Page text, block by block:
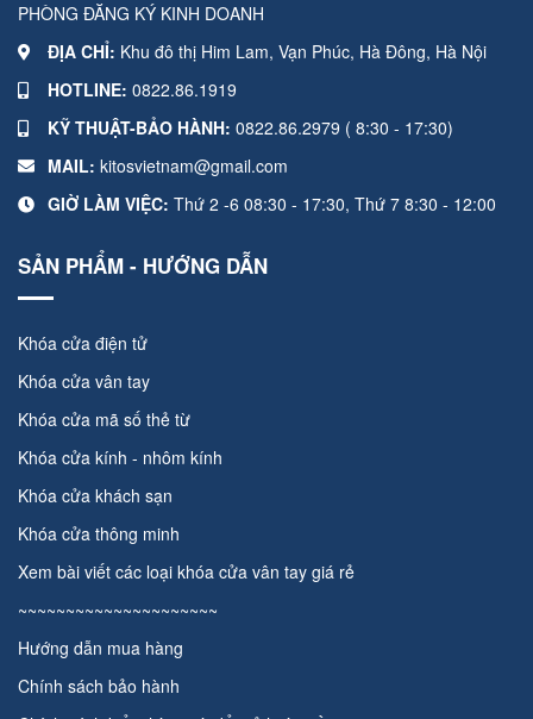
PHÒNG ĐĂNG KÝ KINH DOANH
ĐỊA CHỈ: Khu đô thị Him Lam, Vạn Phúc, Hà Đông, Hà Nội
HOTLINE: 0822.86.1919
KỸ THUẬT-BẢO HÀNH: 0822.86.2979 ( 8:30 - 17:30)
MAIL: kitosvietnam@gmail.com
GIỜ LÀM VIỆC: Thứ 2 -6 08:30 - 17:30, Thứ 7 8:30 - 12:00
SẢN PHẨM - HƯỚNG DẪN
Khóa cửa điện tử
Khóa cửa vân tay
Khóa cửa mã số thẻ từ
Khóa cửa kính - nhôm kính
Khóa cửa khách sạn
Khóa cửa thông minh
Xem bài viết các loại khóa cửa vân tay giá rẻ
~~~~~~~~~~~~~~~~~~~~~
Hướng dẫn mua hàng
Chính sách bảo hành